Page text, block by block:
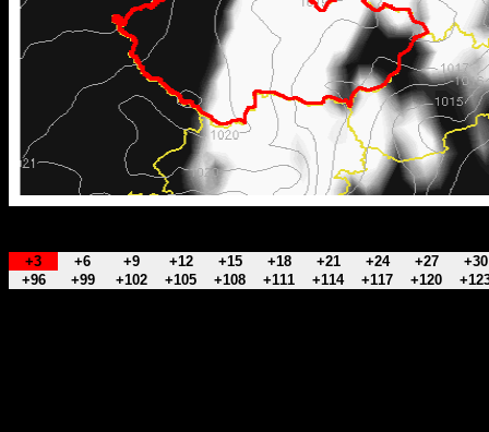
+3 +6 +9 +12 +15 +18 +21 +24 +27
+30
+96
+99 +102 +105 +108 +111 +114 +117 +120